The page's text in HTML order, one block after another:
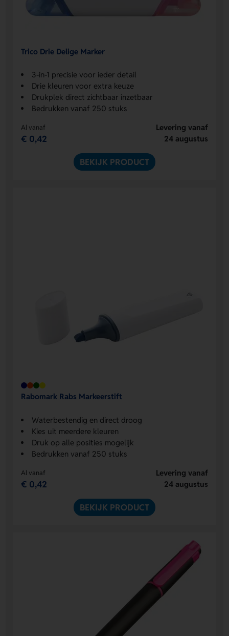
Trico Drie Delige Marker
3-in-1 precisie voor ieder detail
Drie kleuren voor extra keuze
Drukplek direct zichtbaar inzetbaar
Bedrukken vanaf 250 stuks
Al vanaf
€ 0,42
Levering vanaf
24 augustus
BEKIJK PRODUCT
Rabomark Rabs Markeerstift
Waterbestendig en direct droog
Kies uit meerdere kleuren
Druk op alle posities mogelijk
Bedrukken vanaf 250 stuks
Al vanaf
€ 0,42
Levering vanaf
24 augustus
BEKIJK PRODUCT